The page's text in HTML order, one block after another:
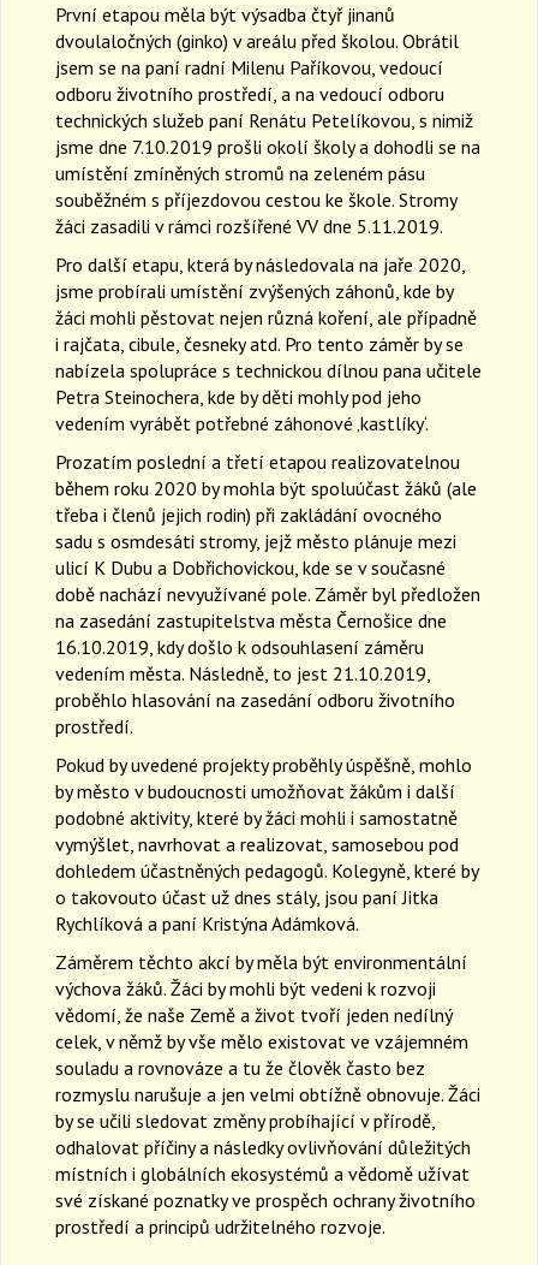
První etapou měla být výsadba čtyř jinanů
dvoulaločných (ginko) v areálu před školou. Obrátil
jsem se na paní radní Milenu Paříkovou, vedoucí
odboru životního prostředí, a na vedoucí odboru
technických služeb paní Renátu Petelíkovou, s nimiž
jsme dne 7.10.2019 prošli okolí školy a dohodli se na
umístění zmíněných stromů na zeleném pásu
souběžném s příjezdovou cestou ke škole. Stromy
žáci zasadili v rámci rozšířené VV dne 5.11.2019.
Pro další etapu, která by následovala na jaře 2020,
jsme probírali umístění zvýšených záhonů, kde by
žáci mohli pěstovat nejen různá koření, ale případně
i rajčata, cibule, česneky atd. Pro tento záměr by se
nabízela spolupráce s technickou dílnou pana učitele
Petra Steinochera, kde by děti mohly pod jeho
vedením vyrábět potřebné záhonové ‚kastlíky‘.
Prozatím poslední a třetí etapou realizovatelnou
během roku 2020 by mohla být spoluúčast žáků (ale
třeba i členů jejich rodin) při zakládání ovocného
sadu s osmdesáti stromy, jejž město plánuje mezi
ulicí K Dubu a Dobřichovickou, kde se v současné
době nachází nevyužívané pole. Záměr byl předložen
na zasedání zastupitelstva města Černošice dne
16.10.2019, kdy došlo k odsouhlasení záměru
vedením města. Následně, to jest 21.10.2019,
proběhlo hlasování na zasedání odboru životního
prostředí.
Pokud by uvedené projekty proběhly úspěšně, mohlo
by město v budoucnosti umožňovat žákům i další
podobné aktivity, které by žáci mohli i samostatně
vymýšlet, navrhovat a realizovat, samosebou pod
dohledem účastněných pedagogů. Kolegyně, které by
o takovouto účast už dnes stály, jsou paní Jitka
Rychlíková a paní Kristýna Adámková.
Záměrem těchto akcí by měla být environmentální
výchova žáků. Žáci by mohli být vedeni k rozvoji
vědomí, že naše Země a život tvoří jeden nedílný
celek, v němž by vše mělo existovat ve vzájemném
souladu a rovnováze a tu že člověk často bez
rozmyslu narušuje a jen velmi obtížně obnovuje. Žáci
by se učili sledovat změny probíhající v přírodě,
odhalovat příčiny a následky ovlivňování důležitých
místních i globálních ekosystémů a vědomě užívat
své získané poznatky ve prospěch ochrany životního
prostředí a principů udržitelného rozvoje.